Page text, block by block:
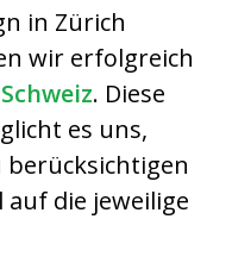
in Zürich
wir erfolgreich
Schweiz. Diese
es uns,
berücksichtigen
die jeweilige